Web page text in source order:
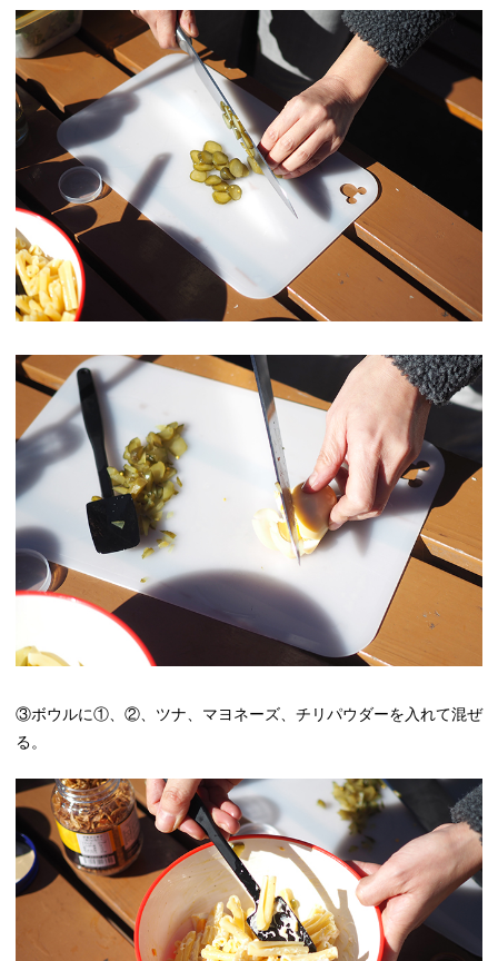
③ボウルに①、②、ツナ、マヨネーズ、チリパウダーを入れて混ぜ
る。